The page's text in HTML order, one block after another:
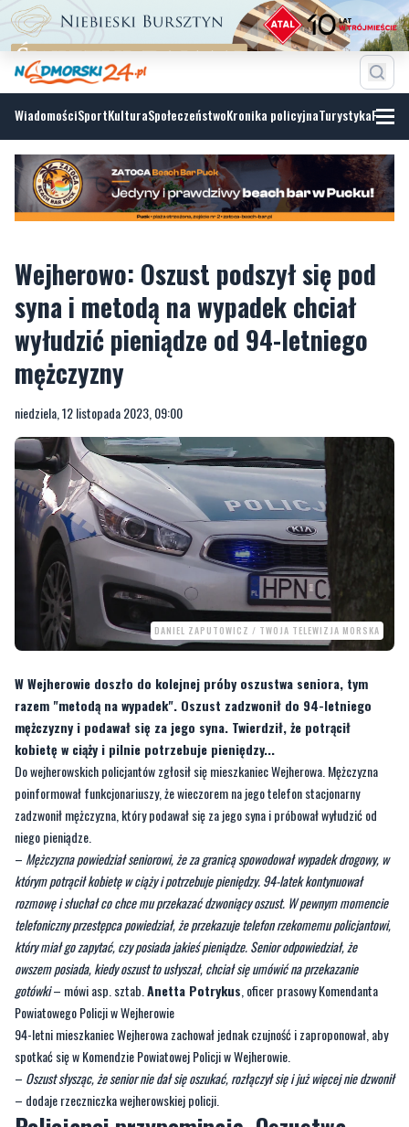
WiadomościSportKulturaSpołeczeństwoKronika policyjnaTurystyka
Wejherowo: Oszust podszył się pod
wyłudzić pieniądze od 94-letniego
mężczyzny
niedziela, 12 listopada 2023, 09:00
DANIEL ZAPUTOWICZ / TWOJA TELEWIZJA MORSKA
W Wejherowie doszło do kolejnej próby oszustwa seniora, tym
razem "metodą na wypadek". Oszust zadzwonił do 94-letniego
kobietę w ciąży i pilnie potrzebuje pieniędzy...
Do wejherowskich policjantów zgłosił się mieszkaniec Wejherowa. Mężczyzna
poinformował funkcjonariuszy, że wieczorem na jego telefon stacjonarny
zadzwonił mężczyzna, który podawał się za jego syna i próbował wyłudzić od
niego pieniądze.
–Mężczyzna powiedział seniorowi, że za granicą spowodował wypadek drogowy, w
którym potrącił kobietę w ciąży i potrzebuje pieniędzy. 94-latek kontynuował
rozmowę i słuchał co chce mu przekazać dzwoniący oszust. W pewnym momencie
telefoniczny przestępca powiedział, że przekazuje telefon rzekomemu policjantowi,
który miał go zapytać, czy posiada jakieś pieniądze. Senior odpowiedział, że
owszem posiada, kiedy oszust to usłyszał, chciał się umówić na przekazanie
gotówki– mówi asp. sztab.Anetta Potrykus, oficer prasowy Komendanta
Powiatowego Policji w Wejherowie
94-letni mieszkaniec Wejherowa zachował jednak czujność i zaproponował, aby
spotkać się w Komendzie Powiatowej Policji w Wejherowie.
–Oszust słysząc, że senior nie dał się oszukać, rozłączył się i już więcej nie dzwonił
– dodaje rzeczniczka wejherowskiej policji.
Policjanci przypominają. Oszustwa
wciąż działają!
Jak informują wejherowscy policjanci, wielu seniorów z powiatu wejherowskiego